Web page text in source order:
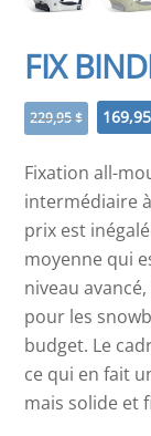
FIX
229,95$
Le
prix
initial
était :
229,95
169,95
Fixation all-
intermédiaire
prix est
moyenne qui
niveau
pour les
budget. Le
ce qui en fait
mais solide et